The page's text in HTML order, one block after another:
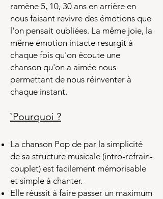
ramène 5, 10, 30 ans en arrière en
nous faisant revivre des émotions que
l'on pensait oubliées. La même joie, la
même émotion intacte resurgit à
chaque fois qu'on écoute une
chanson qu'on a aimée nous
permettant de nous réinventer à
chaque instant.
`Pourquoi ?
La chanson Pop de par la simplicité
de sa structure musicale (intro-refrain-
couplet) est facilement mémorisable
et simple à chanter.
Elle réussit à faire passer un maximum